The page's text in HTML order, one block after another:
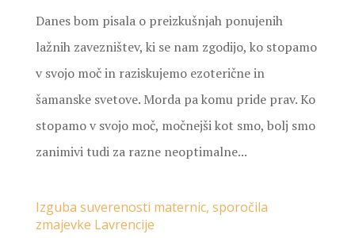
Danes bom pisala o preizkušnjah ponujenih
lažnih zavezništev, ki se nam zgodijo, ko stopamo
v svojo moč in raziskujemo ezoterične in
šamanske svetove. Morda pa komu pride prav. Ko
stopamo v svojo moč, močnejši kot smo, bolj smo
zanimivi tudi za razne neoptimalne...
Izguba suverenosti maternic, sporočila
zmajevke Lavrencije